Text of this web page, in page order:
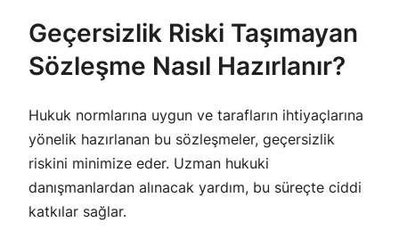
Geçersizlik Riski Taşımayan
Sözleşme Nasıl Hazırlanır?
Hukuk normlarına uygun ve tarafların ihtiyaçlarına
yönelik hazırlanan bu sözleşmeler, geçersizlik
riskini minimize eder. Uzman hukuki
danışmanlardan alınacak yardım, bu süreçte ciddi
katkılar sağlar.